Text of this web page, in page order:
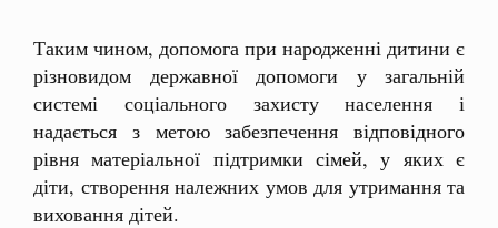
Таким чином, допомога при народженні дитини є
різновидом державної допомоги у загальній
системі соціального захисту населення і
надається з метою забезпечення відповідного
рівня матеріальної підтримки сімей, у яких є
діти, створення належних умов для утримання та
виховання дітей.